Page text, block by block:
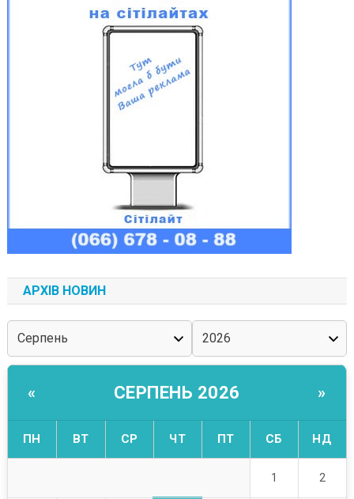
АРХІВ НОВИН
« СЕРПЕНЬ 2026 »
ПН ВТ СР ЧТ ПТ СБ НД
1 2